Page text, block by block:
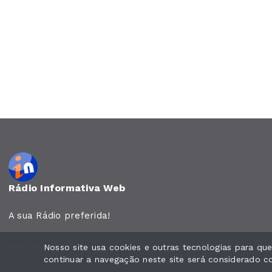
Rádio Informativa Web
A sua Rádio preferida!
Todos os direitos reservados.
Nosso site usa cookies e outras tecnologias para
continuar a navegação neste site será considerado